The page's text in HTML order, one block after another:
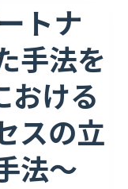
トナ
手法を
おける
スの立
法〜